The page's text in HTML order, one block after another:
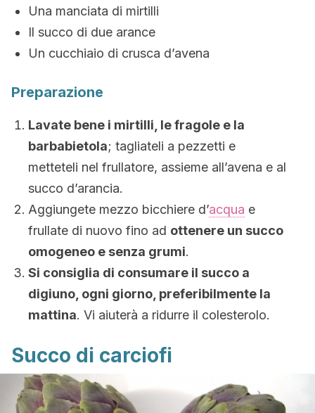
Una manciata di mirtilli
Il succo di due arance
Un cucchiaio di crusca d’avena
Preparazione
Lavate bene i mirtilli, le fragole e la
barbabietola; tagliateli a pezzetti e
metteteli nel frullatore, assieme all’avena e al
succo d’arancia.
Aggiungete mezzo bicchiere d’acqua e
frullate di nuovo fino ad ottenere un succo
omogeneo e senza grumi.
Si consiglia di consumare il succo a
digiuno, ogni giorno, preferibilmente la
mattina. Vi aiuterà a ridurre il colesterolo.
Succo di carciofi